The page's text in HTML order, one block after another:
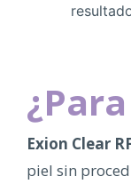
Exion Clear
piel sin